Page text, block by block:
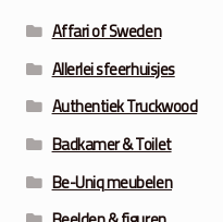
Affari of Sweden
Allerlei sfeerhuisjes
Authentiek Truckwood
Badkamer & Toilet
Be-Uniq meubelen